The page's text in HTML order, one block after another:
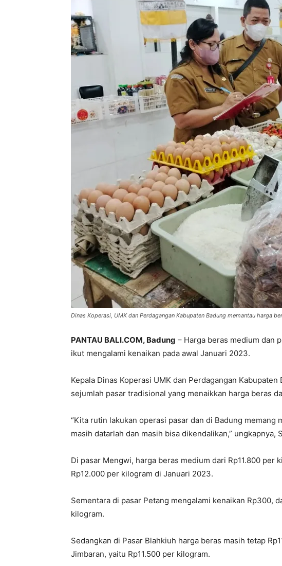
Dinas Koperasi, UMK dan Perdagangan Kabupaten Badung memantau harga
PANTAU BALI.COM, Badung – Harga beras medium dan
ikut mengalami kenaikan pada awal Januari 2023.
Kepala Dinas Koperasi UMK dan Perdagangan
sejumlah pasar tradisional yang menaikkan harga beras
“Kita rutin lakukan operasi pasar dan di Badung memang
masih datarlah dan masih bisa dikendalikan,” ungkapnya,
Di pasar Mengwi, harga beras medium dari Rp11.800 per
Rp12.000 per kilogram di Januari 2023.
Sementara di pasar Petang mengalami kenaikan Rp300,
kilogram.
Sedangkan di Pasar Blahkiuh harga beras masih tetap
Jimbaran, yaitu Rp11.500 per kilogram.